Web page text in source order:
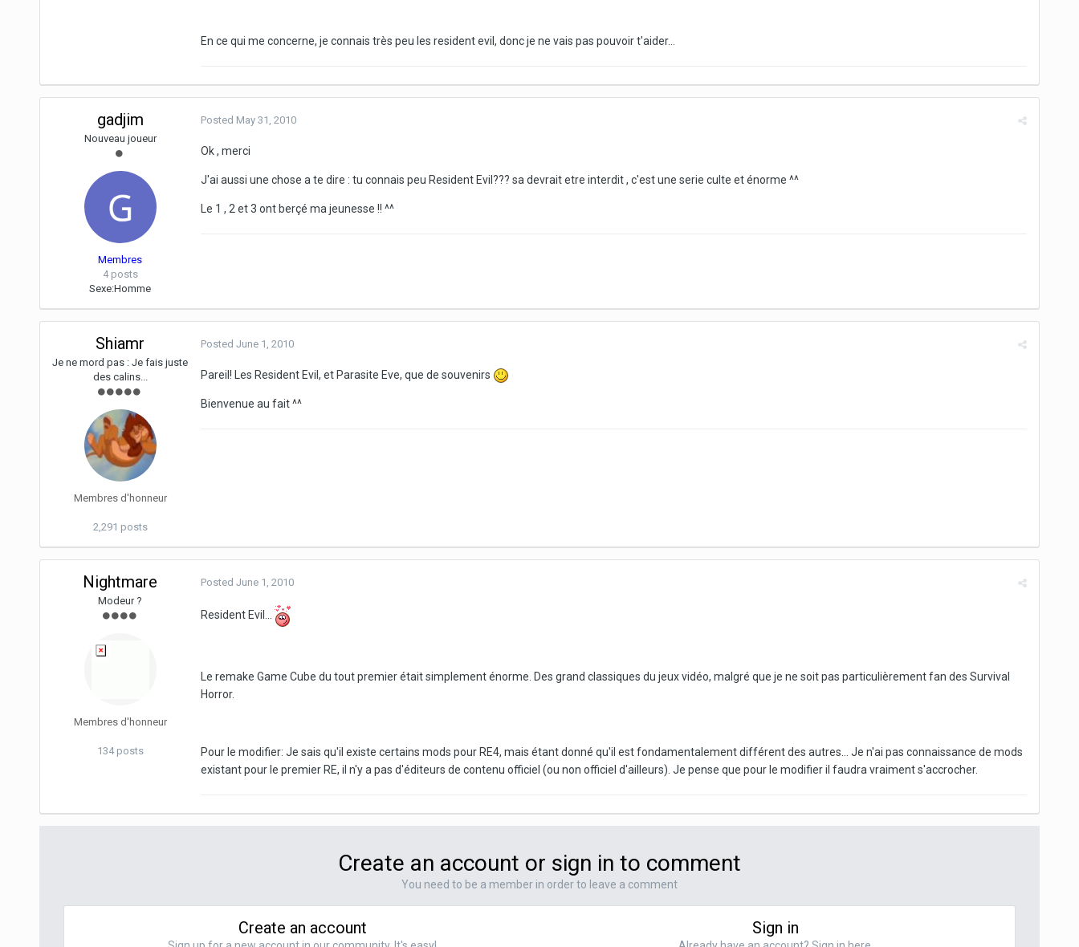
En ce qui me concerne, je connais très peu les resident evil, donc je ne vais pas pouvoir t'aider...
gadjim
Nouveau joueur
Membres
4 posts
Sexe:Homme
Posted May 31, 2010
Ok , merci
J'ai aussi une chose a te dire : tu connais peu Resident Evil??? sa devrait etre interdit , c'est une serie culte et énorme ^^
Le 1 , 2 et 3 ont berçé ma jeunesse !! ^^
Shiamr
Je ne mord pas : Je fais juste
des calins...
Membres d'honneur
2,291 posts
Posted June 1, 2010
Pareil! Les Resident Evil, et Parasite Eve, que de souvenirs
Bienvenue au fait ^^
Nightmare
Modeur ?
Membres d'honneur
134 posts
Posted June 1, 2010
Resident Evil...
Le remake Game Cube du tout premier était simplement énorme. Des grand classiques du jeux vidéo, malgré que je ne soit pas particulièrement fan des Survival
Horror.
Pour le modifier: Je sais qu'il existe certains mods pour RE4, mais étant donné qu'il est fondamentalement différent des autres... Je n'ai pas connaissance de mods
existant pour le premier RE, il n'y a pas d'éditeurs de contenu officiel (ou non officiel d'ailleurs). Je pense que pour le modifier il faudra vraiment s'accrocher.
Create an account or sign in to comment
You need to be a member in order to leave a comment
Create an account Sign in